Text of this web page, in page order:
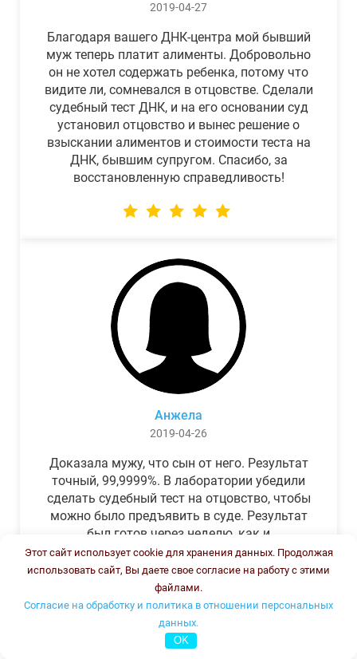
2019-04-27
Благодаря вашего ДНК-центра мой бывший
муж теперь платит алименты. Добровольно
он не хотел содержать ребенка, потому что
видите ли, сомневался в отцовстве. Сделали
судебный тест ДНК, и на его основании суд
установил отцовство и вынес решение о
взыскании алиментов и стоимости теста на
ДНК, бывшим супругом. Спасибо, за
восстановленную справедливость!
Анжела
2019-04-26
Доказала мужу, что сын от него. Результат
точный, 99,9999%. В лаборатории убедили
сделать судебный тест на отцовство, чтобы
можно было предъявить в суде. Результат
был готов через неделю, как и
обещали.Теперь муж бегает и извиняется.
Этот сайт использует cookie для хранения данных. Продолжая
использовать сайт, Вы даете свое согласие на работу с этими
файлами.
Согласие на обработку и политика в отношении персональных
данных.
OK